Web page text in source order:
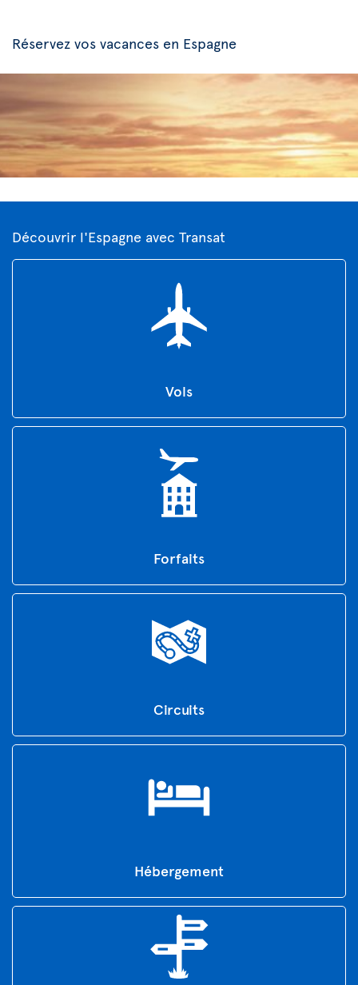
Réservez vos vacances en Espagne
Découvrir l'Espagne avec Transat
Vols
Forfaits
Circuits
Hébergement